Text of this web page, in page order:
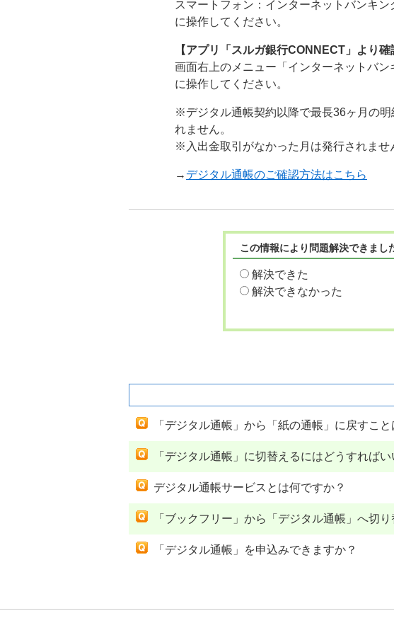
スマートフォン：インターネットバンキ
に操作してください。
【アプリ「スルガ銀行CONNECT」より確
画面右上のメニュー「インターネット
に操作してください。
※デジタル通帳契約以降で最長36ヶ月の
れません。
※入出金取引がなかった月は発行されませ
→ デジタル通帳のご確認方法はこちら
この情報により問題解決できまし
解決できた
解決できなかった
「デジタル通帳」から「紙の通帳」に戻すこ
「デジタル通帳」に切替えるにはどうすればい
デジタル通帳サービスとは何ですか？
「ブックフリー」から「デジタル通帳」へ切
「デジタル通帳」を申込みできますか？